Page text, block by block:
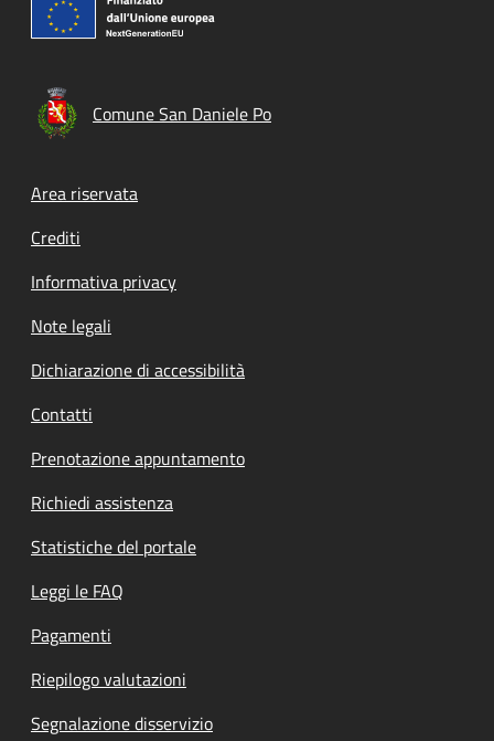
Comune San Daniele Po
Footer menu
Area riservata
Crediti
Informativa privacy
Note legali
Dichiarazione di accessibilità
Contatti
Prenotazione appuntamento
Richiedi assistenza
Statistiche del portale
Leggi le FAQ
Pagamenti
Riepilogo valutazioni
Segnalazione disservizio